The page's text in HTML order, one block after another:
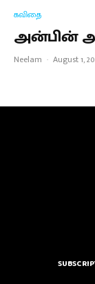
கவிதை
அன்பின்
Neelam · August 1,